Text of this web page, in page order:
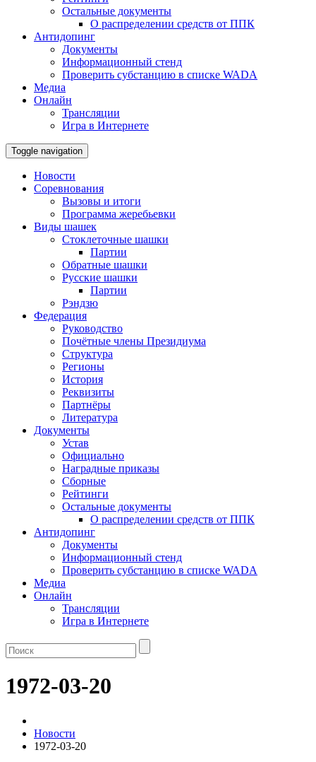
Остальные документы
О распределении средств от ППК
Антидопинг
Документы
Информационный стенд
Проверить субстанцию в списке WADA
Медиа
Онлайн
Трансляции
Игра в Интернете
Toggle navigation
Новости
Соревнования
Вызовы и итоги
Программа жеребьевки
Виды шашек
Стоклеточные шашки
Партии
Обратные шашки
Русские шашки
Партии
Рэндзю
Федерация
Руководство
Почётные члены Президиума
Структура
Регионы
История
Реквизиты
Партнёры
Литература
Документы
Устав
Официально
Наградные приказы
Сборные
Рейтинги
Остальные документы
О распределении средств от ППК
Антидопинг
Документы
Информационный стенд
Проверить субстанцию в списке WADA
Медиа
Онлайн
Трансляции
Игра в Интернете
1972-03-20
Новости
1972-03-20